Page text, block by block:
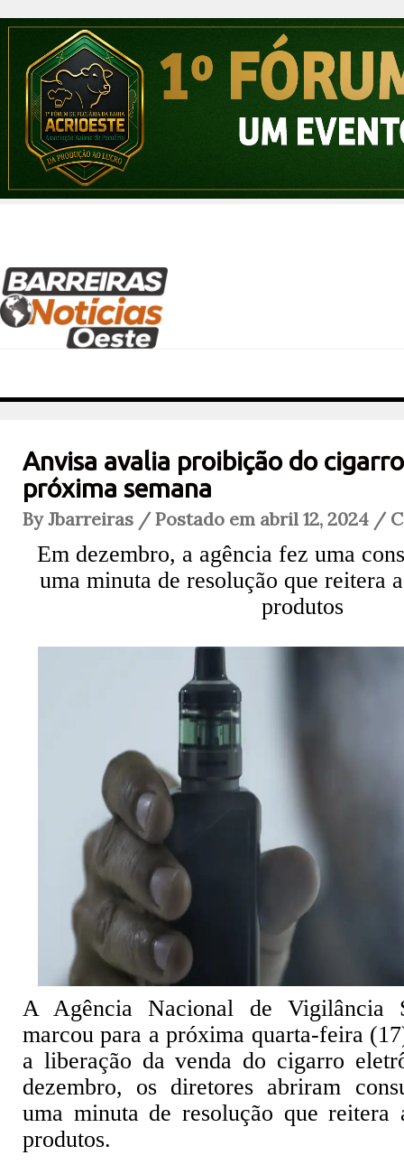
Anvisa avalia proibição do
próxima semana
By Jbarreiras / Postado em abril 12, 2024 /
Em dezembro, a agência fez uma
uma minuta de resolução que reitera
produtos
A Agência Nacional de Vigilância
marcou para a próxima quarta-feira
a liberação da venda do cigarro
dezembro, os diretores abriram
uma minuta de resolução que reitera
produtos.